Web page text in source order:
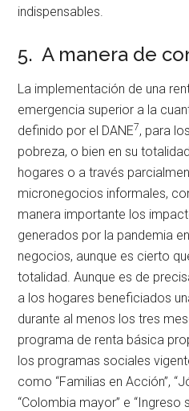
indispensables.
5. A manera de
La implementación de una
emergencia superior a la
definido por el DANE7, para
pobreza, o bien en su
hogares o a través
micronegocios informales,
manera importante los
generados por la pandemia
negocios, aunque es cierto
totalidad. Aunque es de
a los hogares beneficiados
durante al menos los tres
programa de renta básica
los programas sociales
como “Familias en Acción”,
“Colombia mayor” e “Ingreso